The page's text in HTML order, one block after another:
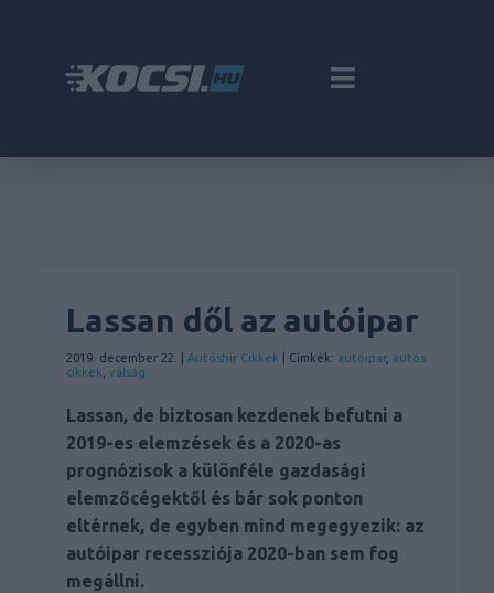
Lassan dől az autóipar
2019. december 22. | Autóshír Cikkek | Címkék: autóipar, autós
cikkek válság
Lassan, de biztosan kezdenek befutni a
2019-es elemzések és a 2020-as
prognózisok a különféle gazdasági
elemzőcégektől és bár sok ponton
eltérnek, de egyben mind megegyezik: az
autóipar recessziója 2020-ban sem fog
megállni.